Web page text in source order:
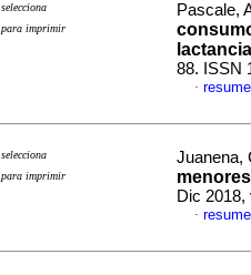
selecciona
para imprimir
Pascale,
lactancia
88. ISSN
·
selecciona
para imprimir
Juanena,
Dic 2018,
·